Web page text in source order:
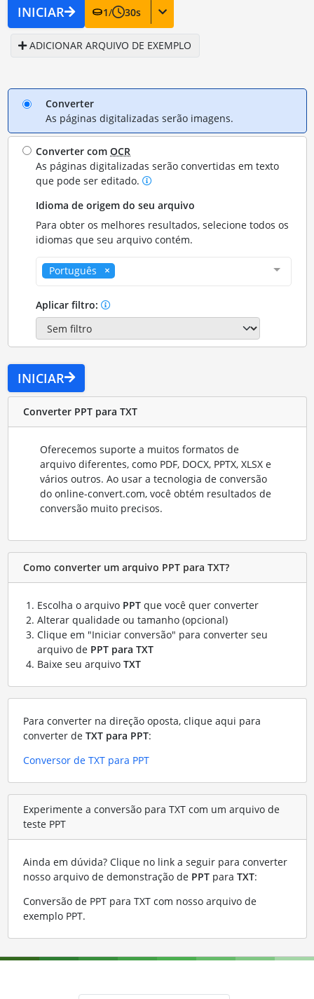
INICIAR 1/ 30s
ADICIONAR ARQUIVO DE EXEMPLO
Converter
As páginas digitalizadas serão imagens.
Converter comOCR
As páginas digitalizadas serão convertidas em texto
que pode ser editado.
Idioma de origem do seu arquivo
Para obter os melhores resultados, selecione todos os
idiomas que seu arquivo contém.
Português
Aplicar filtro:
INICIAR
Converter PPT para TXT
Oferecemos suporte a muitos formatos de
arquivo diferentes, como PDF, DOCX, PPTX, XLSX e
vários outros. Ao usar a tecnologia de conversão
do online-convert.com, você obtém resultados de
conversão muito precisos.
Como converter um arquivo PPT para TXT?
Escolha o arquivo PPTque você quer converter
Alterar qualidade ou tamanho (opcional)
Clique em "Iniciar conversão" para converter seu
arquivo de PPT para TXT
Baixe seu arquivo TXT
Para converter na direção oposta, clique aqui para
converter de TXT para PPT:
Conversor de TXT para PPT
Experimente a conversão para TXT com um arquivo de
teste PPT
Ainda em dúvida? Clique no link a seguir para converter
nosso arquivo de demonstração de PPTpara TXT:
Conversão de PPT para TXT com nosso arquivo de
exemplo PPT.